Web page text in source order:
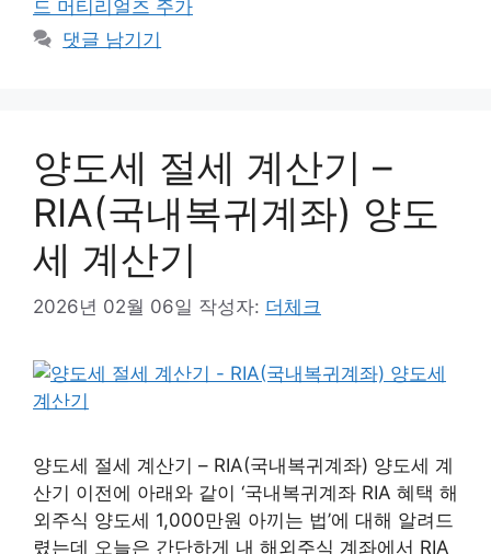
드 머티리얼즈 주가
댓글 남기기
양도세 절세 계산기 –
RIA(국내복귀계좌) 양도
세 계산기
2026년 02월 06일 작성자: 더체크
양도세 절세 계산기 – RIA(국내복귀계좌) 양도세 계
산기 이전에 아래와 같이 ‘국내복귀계좌 RIA 혜택 해
외주식 양도세 1,000만원 아끼는 법’에 대해 알려드
렸는데 오늘은 간단하게 내 해외주식 계좌에서 RIA